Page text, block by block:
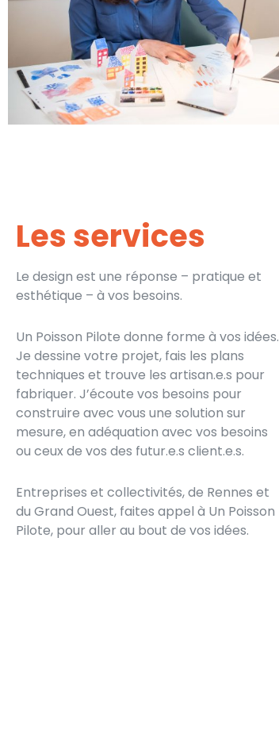
Les services
Le design est une réponse – pratique et
esthétique – à vos besoins.
Un Poisson Pilote donne forme à vos idées.
Je dessine votre projet, fais les plans
techniques et trouve les artisan.e.s pour
fabriquer. J’écoute vos besoins pour
construire avec vous une solution sur
mesure, en adéquation avec vos besoins
ou ceux de vos des futur.e.s client.e.s.
Entreprises et collectivités, de Rennes et
du Grand Ouest, faites appel à Un Poisson
Pilote, pour aller au bout de vos idées.